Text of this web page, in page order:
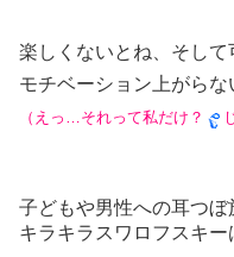
楽しくないとね、そして
モチベーション上がらな
（えっ…それって私だけ？
子どもや男性への耳つぼ
キラキラスワロフスキ